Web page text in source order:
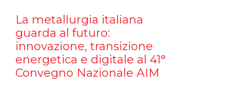
La metallurgia italiana
guarda al futuro:
innovazione, transizione
energetica e digitale al 41°
Convegno Nazionale AIM